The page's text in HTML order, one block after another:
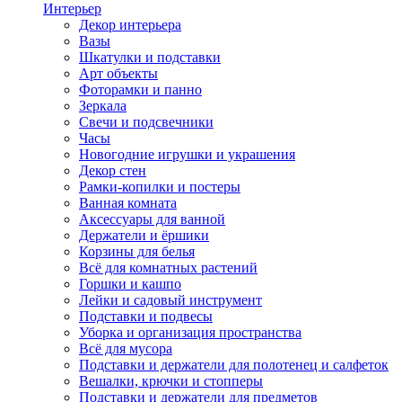
Интерьер
Декор интерьера
Вазы
Шкатулки и подставки
Арт объекты
Фоторамки и панно
Зеркала
Свечи и подсвечники
Часы
Новогодние игрушки и украшения
Декор стен
Рамки-копилки и постеры
Ванная комната
Аксессуары для ванной
Держатели и ёршики
Корзины для белья
Всё для комнатных растений
Горшки и кашпо
Лейки и садовый инструмент
Подставки и подвесы
Уборка и организация пространства
Всё для мусора
Подставки и держатели для полотенец и салфеток
Вешалки, крючки и стопперы
Подставки и держатели для предметов